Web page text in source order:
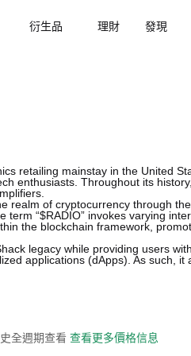
衍生品 理財 發現
retailing mainstay in the United
enthusiasts. Throughout its
realm of cryptocurrency through
“$RADIO” invokes varying
the blockchain framework,
legacy while providing users
applications (dApps). As such, it
全週期查看 查看更多價格信息